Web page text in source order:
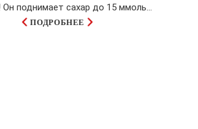
Он поднимает сахар до 15 ммоль...
ПОДРОБНЕЕ